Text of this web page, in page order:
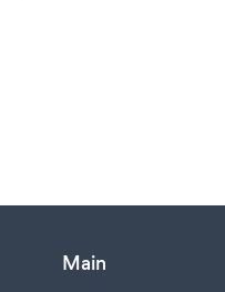
Main